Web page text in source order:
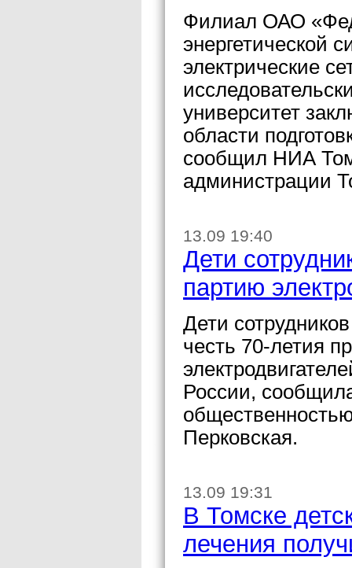
Филиал ОАО
энергетической
электрические
университет
области
сообщил НИА
администрации
13.09 19:40
Дети
партию
Дети
честь 70-летия
России,
Перковская.
13.09 19:31
В Томске
лечения